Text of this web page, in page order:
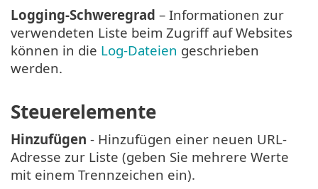
Logging-Schweregrad – Informationen zur
verwendeten Liste beim Zugriff auf Websites
können in die Log-Dateien geschrieben
werden.
Steuerelemente
Hinzufügen - Hinzufügen einer neuen URL-
Adresse zur Liste (geben Sie mehrere Werte
mit einem Trennzeichen ein).